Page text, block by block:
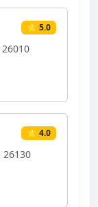
⭐ 5.0
⭐ 4.0